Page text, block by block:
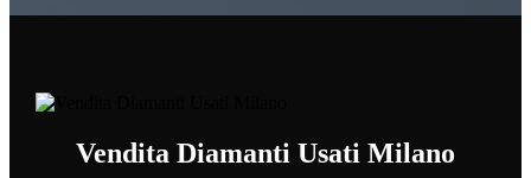
Vendita Diamanti Usati Milano